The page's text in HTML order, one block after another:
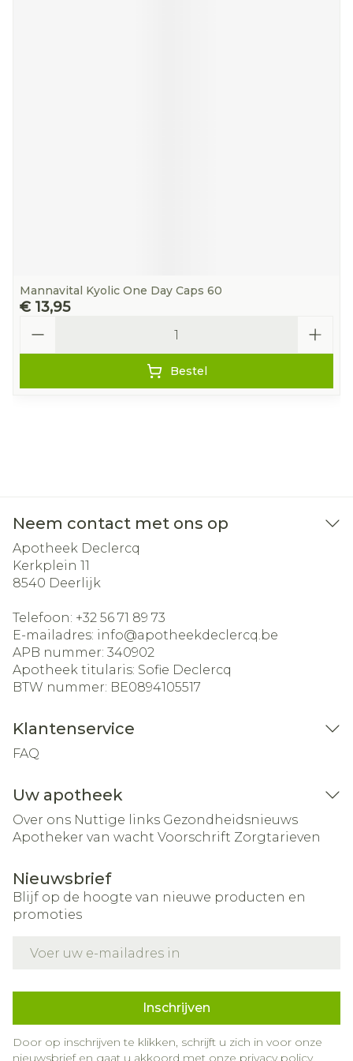
Mannavital Kyolic One Day Caps 60
€ 13,95
Bestel
Neem contact met ons op
Apotheek Declercq
Kerkplein 11
8540 Deerlijk
Telefoon: +32 56 71 89 73
E-mailadres: info@apotheekdeclercq.be
APB nummer: 340902
Apotheek titularis: Sofie Declercq
BTW nummer: BE0894105517
Klantenservice
FAQ
Uw apotheek
Over ons Nuttige links Gezondheidsnieuws
Apotheker van wacht Voorschrift Zorgtarieven
Nieuwsbrief
Blijf op de hoogte van nieuwe producten en
promoties
Inschrijven
Door op inschrijven te klikken, schrijft u zich in voor onze
nieuwsbrief en gaat u akkoord met onze privacy policy